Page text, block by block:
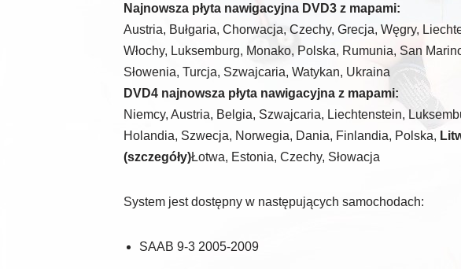
Najnowsza płyta nawigacyjna DVD3 z mapami:
Austria, Bułgaria, Chorwacja, Czechy, Grecja, Węgry,
Włochy, Luksemburg, Monako, Polska, Rumunia, San
Słowenia, Turcja, Szwajcaria, Watykan, Ukraina
DVD4 najnowsza płyta nawigacyjna z mapami:
Niemcy, Austria, Belgia, Szwajcaria, Liechtenstein,
Holandia, Szwecja, Norwegia, Dania, Finlandia, Polska,
(szczegóły)Łotwa, Estonia, Czechy, Słowacja
System jest dostępny w następujących samochodach:
SAAB 9-3 2005-2009